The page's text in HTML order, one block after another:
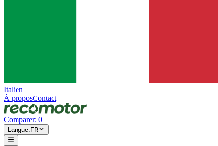
Italien
À proposContact
Comparer: 0
Langue: FR